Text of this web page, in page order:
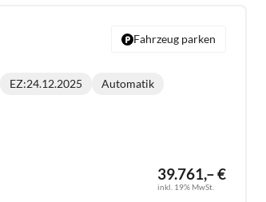
39.761,– €
inkl. 19% MwSt.
EZ:24.12.2025
Getriebe:
Automatik
Fahrzeug parken